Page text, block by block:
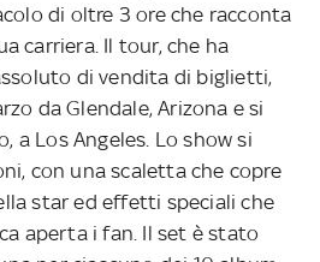
di oltre 3 ore che racconta
carriera. Il tour, che ha
di vendita di biglietti,
da Glendale, Arizona e si
a Los Angeles. Lo show si
con una scaletta che copre
star ed effetti speciali che
aperta i fan. Il set è stato